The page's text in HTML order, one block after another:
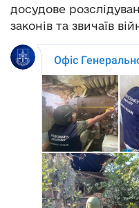
досудове
законів та звичаїв